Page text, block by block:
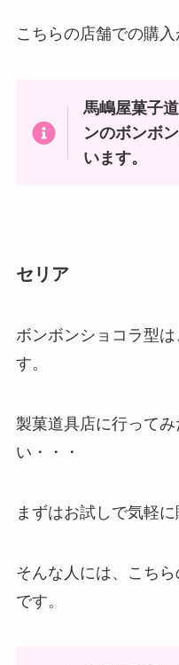
こちらの店舗での購入
馬嶋屋菓子
ンのボンボ
います。
セリア
ボンボンショコラ型は
す。
製菓道具店に行って
い・・・
まずはお試しで気軽
そんな人には、こち
です。